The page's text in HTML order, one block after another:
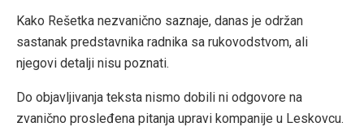
Kako Rešetka nezvanično saznaje, danas je održan
sastanak predstavnika radnika sa rukovodstvom, ali
njegovi detalji nisu poznati.
Do objavljivanja teksta nismo dobili ni odgovore na
zvanično prosleđena pitanja upravi kompanije u Leskovcu.